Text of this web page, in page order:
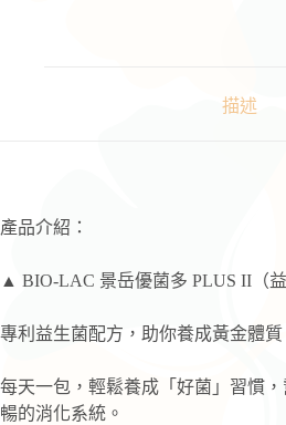
包
數
描述
產品介紹：
▲ BIO-LAC 景岳優菌多 PLUS II（益
專利益生菌配方，助你養成黃金體質
每天一包，輕鬆養成「好菌」習慣
暢的消化系統。